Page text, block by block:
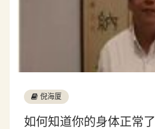
倪海厦
如何知道你的身体正常了